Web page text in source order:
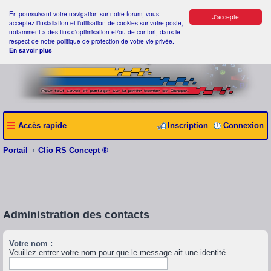
J'accepte
En poursuivant votre navigation sur notre forum, vous
acceptez l'installation et l'utilisation de cookies sur votre poste,
notamment à des fins d'optimisation et/ou de confort, dans le
respect de notre politique de protection de votre vie privée.
En savoir plus
Accès rapide Connexion
Inscription
Portail Clio RS Concept ®
Administration des contacts
Votre nom :
Veuillez entrer votre nom pour que le message ait une identité.